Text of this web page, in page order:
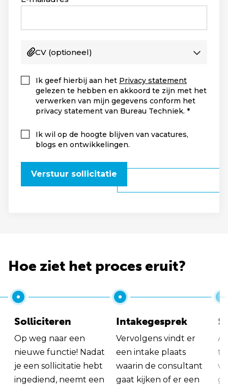
CV (optioneel)
Ik geef hierbij aan het Privacy statement
gelezen te hebben en akkoord te zijn met het
verwerken van mijn gegevens conform het
privacy statement van Bureau Techniek.
Ik wil op de hoogte blijven van vacatures,
blogs en ontwikkelingen.
Verstuur sollicitatie
Hoe ziet het proces eruit?
Solliciteren
Op weg naar een
nieuwe functie! Nadat
je een sollicitatie hebt
ingediend, neemt een
Intakegesprek
Vervolgens vindt er
een intake plaats
waarin de consultant
gaat kijken of er een